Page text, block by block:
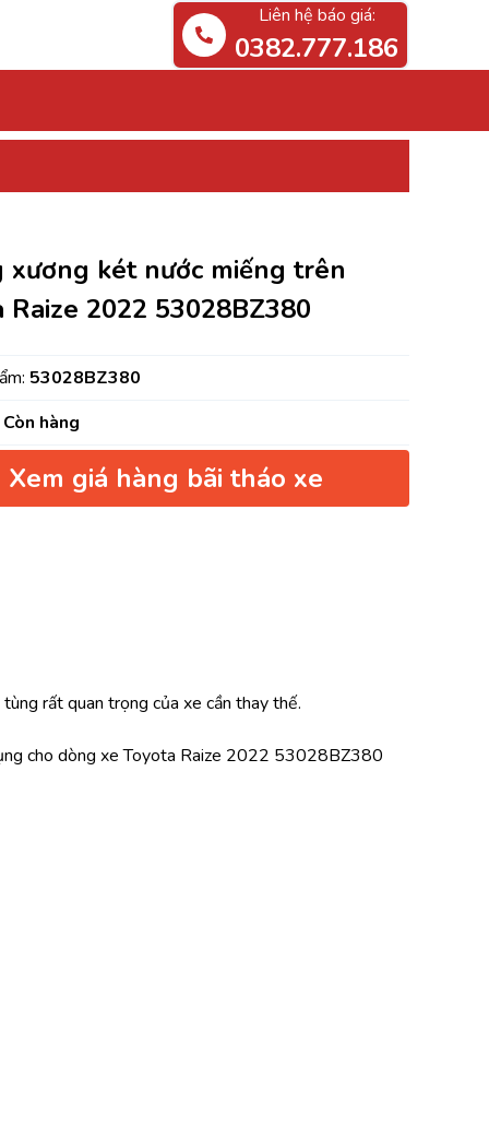
Liên hệ báo giá:
0382.777.186
xương két nước miếng trên
Raize 2022 53028BZ380
53028BZ380
Còn hàng
Xem giá hàng bãi tháo xe
rất quan trọng của xe cần thay thế.
cho dòng xe Toyota Raize 2022 53028BZ380